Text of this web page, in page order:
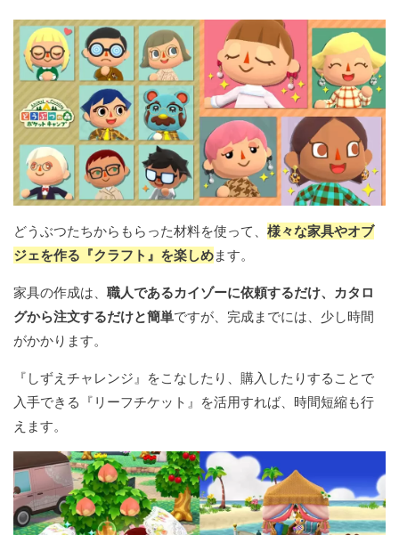
どうぶつたちからもらった材料を使って、 様々な家具やオブ
ジェを作る『クラフト』を楽しめます。
家具の作成は、 職人であるカイゾーに依頼するだけ、カタロ
グから注文するだけと簡単ですが、完成までには、少し時間
がかかります。
『しずえチャレンジ』をこなしたり、購入したりすることで
入手できる『リーフチケット』を活用すれば、時間短縮も行
えます。